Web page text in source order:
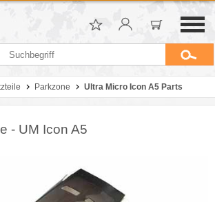
Parkzone Ultra Micro Icon A5 Parts
- UM Icon A5